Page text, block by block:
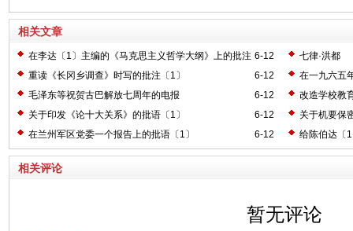
相关文章
6-12
在李达〔1〕主编的《马克思主义哲学大纲》上的批注
〔2〕
七律·洪都
6-12
重读《长冈乡调查》时写的批注〔1〕
在一九六五
6-12
毛泽东等祝贺古巴解放七周年的电报
改造学校教
6-12
关于印发《论十大关系》的批语〔1〕
关于机要保
6-12
在兰州军区党委一个报告上的批语〔1〕 给陈伯达〔
相关评论
暂无评论